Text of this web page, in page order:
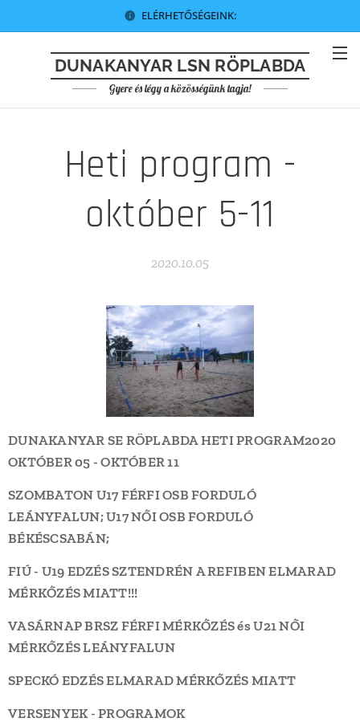
ELÉRHETŐSÉGEINK:
DUNAKANYAR LSN RÖPLABDA
Gyere és légy a közösségünk tagja!
Heti program -
október 5-11
2020.10.05
DUNAKANYAR SE RÖPLABDA HETI PROGRAM2020
OKTÓBER 05 - OKTÓBER 11
SZOMBATON U17 FÉRFI OSB FORDULÓ
LEÁNYFALUN; U17 NŐI OSB FORDULÓ
BÉKÉSCSABÁN;
FIÚ - U19 EDZÉS SZTENDRÉN A REFIBEN ELMARAD
MÉRKŐZÉS MIATT!!!
VASÁRNAP BRSZ FÉRFI MÉRKŐZÉS és U21 NŐI
MÉRKŐZÉS LEÁNYFALUN
SPECKÓ EDZÉS ELMARAD MÉRKŐZÉS MIATT
VERSENYEK - PROGRAMOK